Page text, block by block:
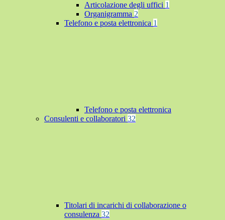
Articolazione degli uffici 1
Organigramma 2
Telefono e posta elettronica 1
Telefono e posta elettronica
Consulenti e collaboratori 32
Titolari di incarichi di collaborazione o
consulenza 32